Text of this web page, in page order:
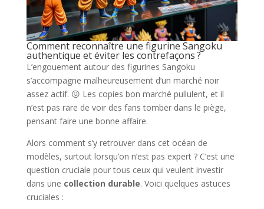
Comment reconnaître une figurine Sangoku
authentique et éviter les contrefaçons ?
L’engouement autour des figurines Sangoku
s’accompagne malheureusement d’un marché noir
assez actif. 😖 Les copies bon marché pullulent, et il
n’est pas rare de voir des fans tomber dans le piège,
pensant faire une bonne affaire.
Alors comment s’y retrouver dans cet océan de
modèles, surtout lorsqu’on n’est pas expert ? C’est une
question cruciale pour tous ceux qui veulent investir
dans une collection durable. Voici quelques astuces
cruciales :